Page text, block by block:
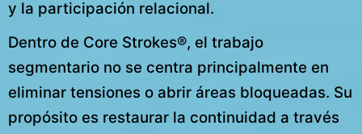
y la participación relacional.
Dentro de Core Strokes®, el trabajo
segmentario no se centra principalmente en
eliminar tensiones o abrir áreas bloqueadas. Su
propósito es restaurar la continuidad a través